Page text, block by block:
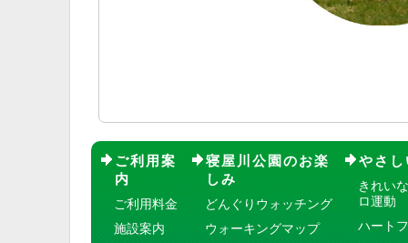
ご利用案
内
ご利用料金
施設案内
寝屋川公園のお楽
しみ
どんぐりウォッチング
ウォーキングマップ
やさ
きれい
ロ運動
ハート